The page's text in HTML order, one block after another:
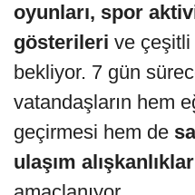
oyunları, spor
gösterileri ve
bekliyor. 7 gün
vatandaşların hem
geçirmesi hem de
ulaşım